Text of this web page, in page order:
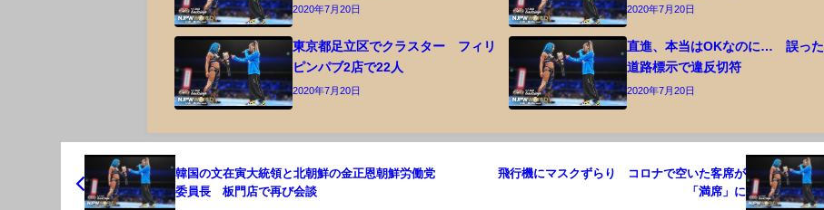
2020年7月20日 2020年7月20日
東京都足立区でクラスター フィリ
ピンパブ2店で22人
2020年7月20日
直進、本当はOKなのに… 誤った
道路標示で違反切符
2020年7月20日
韓国の文在寅大統領と北朝鮮の金正恩朝鮮労働党
委員長 板門店で再び会談
飛行機にマスクずらり コロナで空いた客席が
「満席」に